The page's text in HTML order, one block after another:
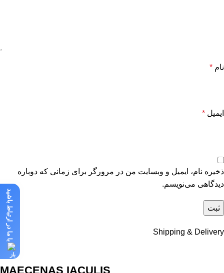
نام *
ایمیل *
ذخیره نام، ایمیل و وبسایت من در مرورگر برای زمانی که دوباره
دیدگاهی می‌نویسم.
Shipping & Delivery
MAECENAS IACULIS
با ما در ارتباط باشید